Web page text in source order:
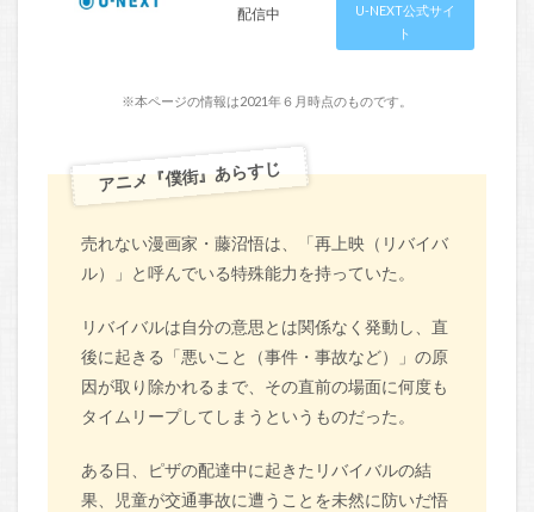
配信中
U-NEXT公式サイ
ト
※本ページの情報は2021年６月時点のものです。
アニメ『僕街』あらすじ
売れない漫画家・藤沼悟は、「再上映（リバイバ
ル）」と呼んでいる特殊能力を持っていた。
リバイバルは自分の意思とは関係なく発動し、直
後に起きる「悪いこと（事件・事故など）」の原
因が取り除かれるまで、その直前の場面に何度も
タイムリープしてしまうというものだった。
ある日、ピザの配達中に起きたリバイバルの結
果、児童が交通事故に遭うことを未然に防いだ悟